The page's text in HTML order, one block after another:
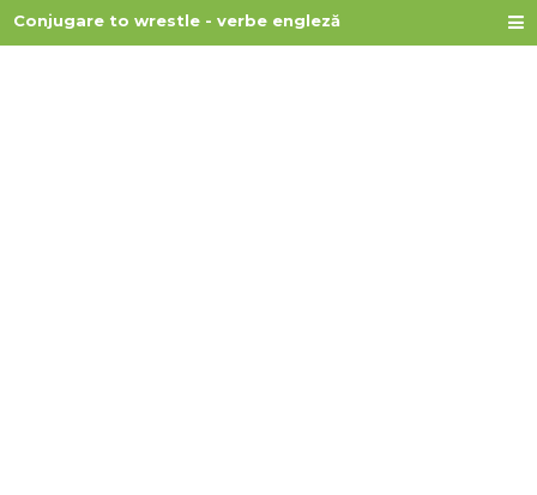
Conjugare to wrestle - verbe engleză